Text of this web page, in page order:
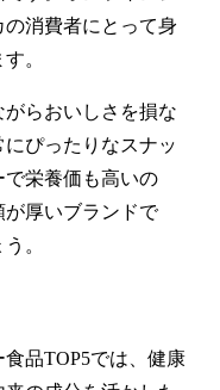
の消費者にとって身
。
らおいしさを損な
ぴったりなスナッ
で栄養価も高いの
厚いブランドで
。
品TOP5では、健康